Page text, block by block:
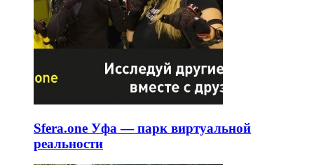
Sfera.one Уфа — парк виртуальной
реальности